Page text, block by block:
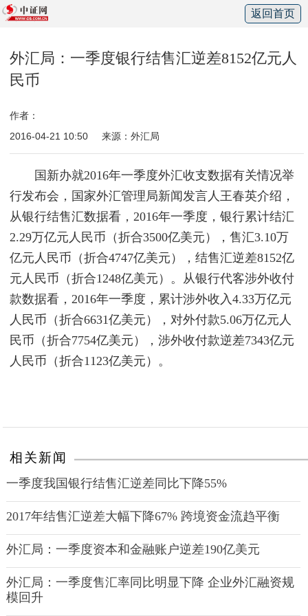
返回首页
外汇局：一季度银行结售汇逆差8152亿元人
民币
作者：
2016-04-21 10:50
来源：外汇局
国新办就2016年一季度外汇收支数据有关情况举
行发布会，国家外汇管理局新闻发言人王春英介绍，
从银行结售汇数据看，2016年一季度，银行累计结汇
2.29万亿元人民币（折合3500亿美元），售汇3.10万
亿元人民币（折合4747亿美元），结售汇逆差8152亿
元人民币（折合1248亿美元）。从银行代客涉外收付
款数据看，2016年一季度，累计涉外收入4.33万亿元
人民币（折合6631亿美元），对外付款5.06万亿元人
民币（折合7754亿美元），涉外收付款逆差7343亿元
人民币（折合1123亿美元）。
相关新闻
一季度我国银行结售汇逆差同比下降55%
2017年结售汇逆差大幅下降67% 跨境资金流趋平衡
外汇局：一季度资本和金融账户逆差190亿美元
外汇局：一季度售汇率同比明显下降 企业外汇融资规
模回升